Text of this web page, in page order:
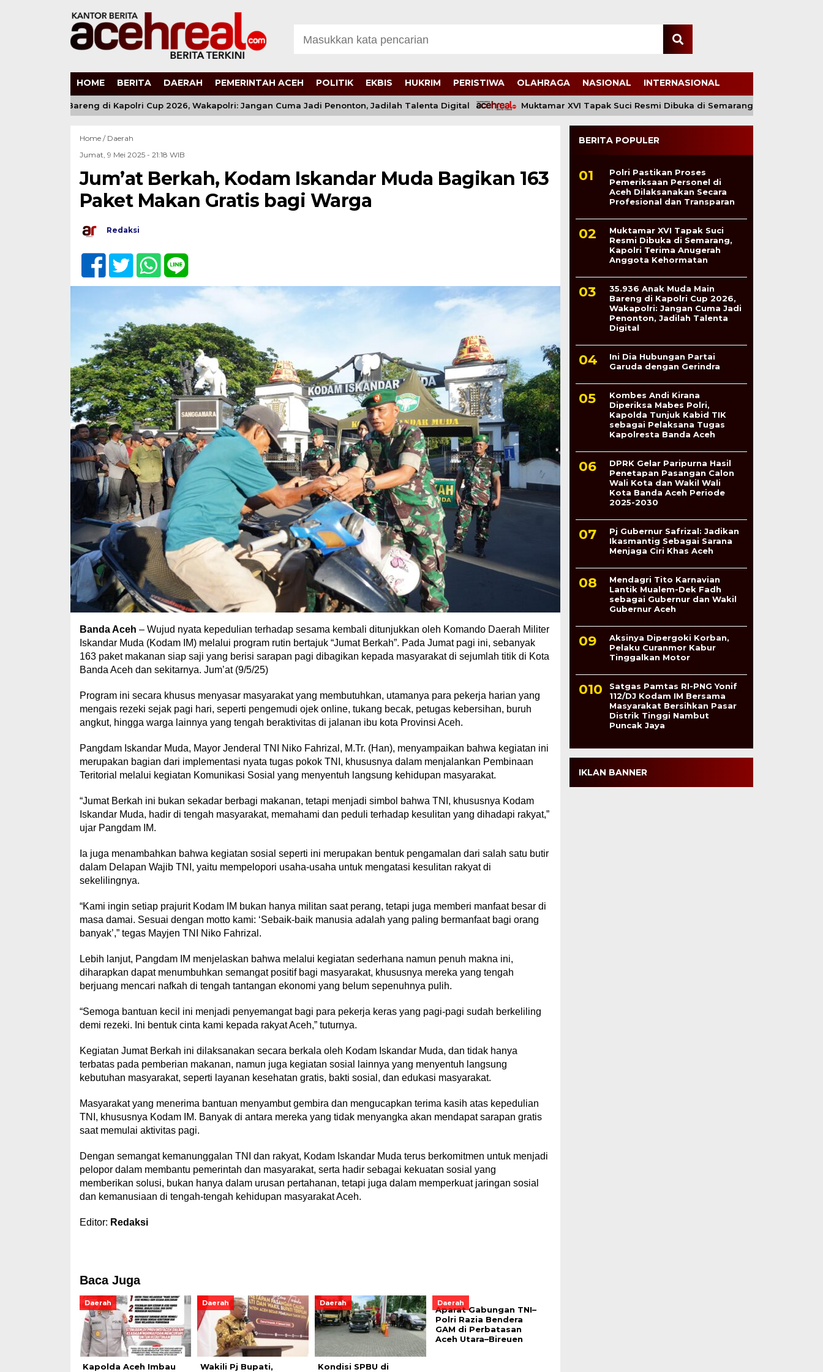
HOME BERITA DAERAH PEMERINTAH ACEH POLITIK EKBIS HUKRIM PERISTIWA OLAHRAGA NASIONAL INTERNASIONAL
Muda Main Bareng di Kapolri Cup 2026, Wakapolri: Jangan Cuma Jadi Penonton, Jadilah Talenta Digital Muktamar XVI Tapak Suci Resmi Dibuka di Semarang, Kapolri Terima
Home / Daerah
Jumat, 9 Mei 2025 - 21:18 WIB
Jum’at Berkah, Kodam Iskandar Muda Bagikan 163
Paket Makan Gratis bagi Warga
Redaksi
Banda Aceh – Wujud nyata kepedulian terhadap sesama kembali ditunjukkan oleh Komando Daerah Militer
Iskandar Muda (Kodam IM) melalui program rutin bertajuk “Jumat Berkah”. Pada Jumat pagi ini, sebanyak
163 paket makanan siap saji yang berisi sarapan pagi dibagikan kepada masyarakat di sejumlah titik di Kota
Banda Aceh dan sekitarnya. Jum’at (9/5/25)
Program ini secara khusus menyasar masyarakat yang membutuhkan, utamanya para pekerja harian yang
mengais rezeki sejak pagi hari, seperti pengemudi ojek online, tukang becak, petugas kebersihan, buruh
angkut, hingga warga lainnya yang tengah beraktivitas di jalanan ibu kota Provinsi Aceh.
Pangdam Iskandar Muda, Mayor Jenderal TNI Niko Fahrizal, M.Tr. (Han), menyampaikan bahwa kegiatan ini
merupakan bagian dari implementasi nyata tugas pokok TNI, khususnya dalam menjalankan Pembinaan
Teritorial melalui kegiatan Komunikasi Sosial yang menyentuh langsung kehidupan masyarakat.
“Jumat Berkah ini bukan sekadar berbagi makanan, tetapi menjadi simbol bahwa TNI, khususnya Kodam
Iskandar Muda, hadir di tengah masyarakat, memahami dan peduli terhadap kesulitan yang dihadapi rakyat,”
ujar Pangdam IM.
Ia juga menambahkan bahwa kegiatan sosial seperti ini merupakan bentuk pengamalan dari salah satu butir
dalam Delapan Wajib TNI, yaitu mempelopori usaha-usaha untuk mengatasi kesulitan rakyat di
sekelilingnya.
“Kami ingin setiap prajurit Kodam IM bukan hanya militan saat perang, tetapi juga memberi manfaat besar di
masa damai. Sesuai dengan motto kami: ‘Sebaik-baik manusia adalah yang paling bermanfaat bagi orang
banyak’,” tegas Mayjen TNI Niko Fahrizal.
Lebih lanjut, Pangdam IM menjelaskan bahwa melalui kegiatan sederhana namun penuh makna ini,
diharapkan dapat menumbuhkan semangat positif bagi masyarakat, khususnya mereka yang tengah
berjuang mencari nafkah di tengah tantangan ekonomi yang belum sepenuhnya pulih.
“Semoga bantuan kecil ini menjadi penyemangat bagi para pekerja keras yang pagi-pagi sudah berkeliling
demi rezeki. Ini bentuk cinta kami kepada rakyat Aceh,” tuturnya.
Kegiatan Jumat Berkah ini dilaksanakan secara berkala oleh Kodam Iskandar Muda, dan tidak hanya
terbatas pada pemberian makanan, namun juga kegiatan sosial lainnya yang menyentuh langsung
kebutuhan masyarakat, seperti layanan kesehatan gratis, bakti sosial, dan edukasi masyarakat.
Masyarakat yang menerima bantuan menyambut gembira dan mengucapkan terima kasih atas kepedulian
TNI, khususnya Kodam IM. Banyak di antara mereka yang tidak menyangka akan mendapat sarapan gratis
saat memulai aktivitas pagi.
Dengan semangat kemanunggalan TNI dan rakyat, Kodam Iskandar Muda terus berkomitmen untuk menjadi
pelopor dalam membantu pemerintah dan masyarakat, serta hadir sebagai kekuatan sosial yang
memberikan solusi, bukan hanya dalam urusan pertahanan, tetapi juga dalam memperkuat jaringan sosial
dan kemanusiaan di tengah-tengah kehidupan masyarakat Aceh.
Editor: Redaksi
Baca Juga
Daerah
Kapolda Aceh Imbau
Daerah
Wakili Pj Bupati,
Daerah
Kondisi SPBU di
Daerah
Aparat Gabungan TNI–
Polri Razia Bendera
GAM di Perbatasan
Aceh Utara–Bireuen
BERITA POPULER
Polri Pastikan Proses
Pemeriksaan Personel di
Aceh Dilaksanakan Secara
Profesional dan Transparan
Muktamar XVI Tapak Suci
Resmi Dibuka di Semarang,
Kapolri Terima Anugerah
Anggota Kehormatan
35.936 Anak Muda Main
Bareng di Kapolri Cup 2026,
Wakapolri: Jangan Cuma Jadi
Penonton, Jadilah Talenta
Digital
Ini Dia Hubungan Partai
Garuda dengan Gerindra
Kombes Andi Kirana
Diperiksa Mabes Polri,
Kapolda Tunjuk Kabid TIK
sebagai Pelaksana Tugas
Kapolresta Banda Aceh
DPRK Gelar Paripurna Hasil
Penetapan Pasangan Calon
Wali Kota dan Wakil Wali
Kota Banda Aceh Periode
2025-2030
Pj Gubernur Safrizal: Jadikan
Ikasmantig Sebagai Sarana
Menjaga Ciri Khas Aceh
Mendagri Tito Karnavian
Lantik Mualem-Dek Fadh
sebagai Gubernur dan Wakil
Gubernur Aceh
Aksinya Dipergoki Korban,
Pelaku Curanmor Kabur
Tinggalkan Motor
Satgas Pamtas RI-PNG Yonif
112/DJ Kodam IM Bersama
Masyarakat Bersihkan Pasar
Distrik Tinggi Nambut
Puncak Jaya
IKLAN BANNER